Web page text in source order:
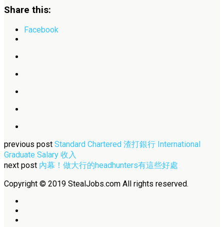
Share this:
Facebook
previous post Standard Chartered 渣打銀行 International
Graduate Salary 收入
next post 內幕！做大行的headhunters有這些好處
Copyright © 2019 StealJobs.com All rights reserved.